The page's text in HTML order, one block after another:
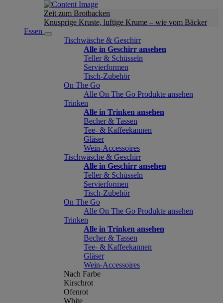
Zeit zum Brotbacken
Knusprige Kruste, luftige Krume – wie vom Bäcker
Essen
Tischwäsche & Geschirr
Alle in Geschirr ansehen
Teller & Schüsseln
Servierformen
Tisch-Zubehör
On The Go
Alle On The Go Produkte ansehen
Trinken
Alle in Trinken ansehen
Becher & Tassen
Tee- & Kaffeekannen
Gläser
Wein-Accessoires
Tischwäsche & Geschirr
Alle in Geschirr ansehen
Teller & Schüsseln
Servierformen
Tisch-Zubehör
On The Go
Alle On The Go Produkte ansehen
Trinken
Alle in Trinken ansehen
Becher & Tassen
Tee- & Kaffeekannen
Gläser
Wein-Accessoires
Nach Farbe
Kirschrot
Ofenrot
White